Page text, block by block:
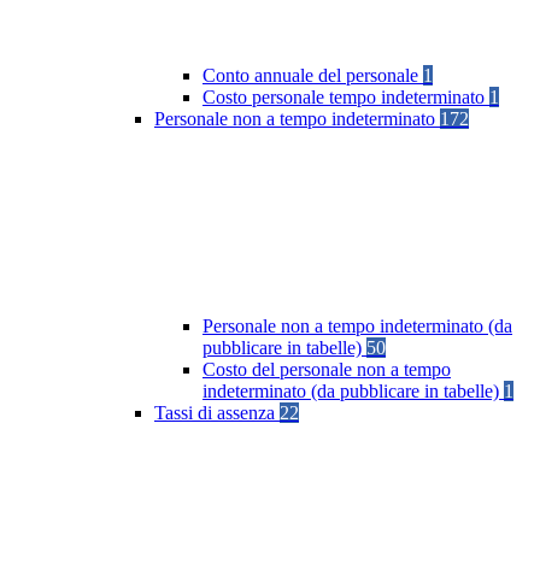
Conto annuale del personale 1
Costo personale tempo indeterminato 1
Personale non a tempo indeterminato 172
Personale non a tempo indeterminato (da
pubblicare in tabelle) 50
Costo del personale non a tempo
indeterminato (da pubblicare in tabelle) 1
Tassi di assenza 22